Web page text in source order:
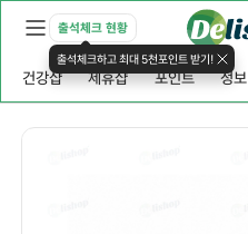
출석체크 현황
출석체크하고 최대 5천포인트 받기!
건강샵 제휴샵 포인트 정보